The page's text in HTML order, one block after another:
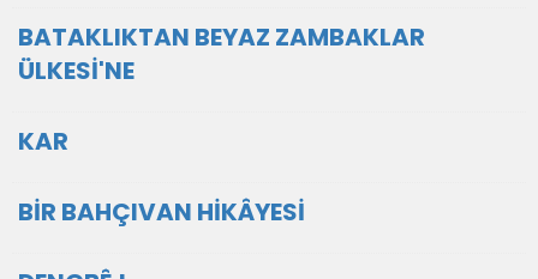
BATAKLIKTAN BEYAZ ZAMBAKLAR
ÜLKESİ'NE
KAR
BİR BAHÇIVAN HİKÂYESİ